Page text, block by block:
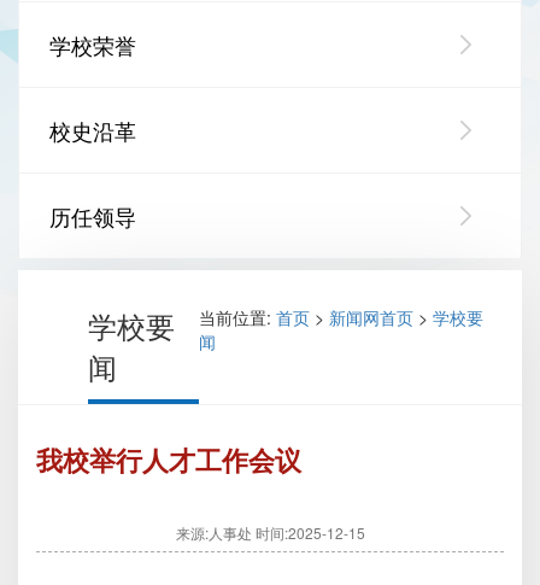
学校荣誉
校史沿革
历任领导
学校要
闻
当前位置: 首页> 新闻网首页> 学校要
闻
我校举行人才工作会议
来源:人事处 时间:2025-12-15